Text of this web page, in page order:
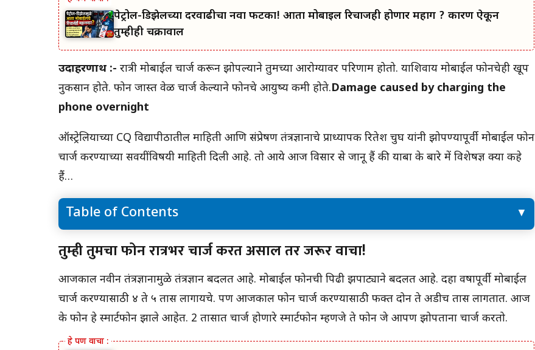
पेट्रोल-डिझेलच्या दरवाढीचा नवा फटका! आता मोबाईल रिचार्जही होणार महाग ? कारण ऐकून
तुम्हीही चक्रावाल
उदाहरणार्थ :- रात्री मोबाईल चार्ज करून झोपल्याने तुमच्या आरोग्यावर परिणाम होतो. याशिवाय मोबाईल फोनचेही खूप
नुकसान होते. फोन जास्त वेळ चार्ज केल्याने फोनचे आयुष्य कमी होते.Damage caused by charging the
phone overnight
ऑस्ट्रेलियाच्या CQ विद्यापीठातील माहिती आणि संप्रेषण तंत्रज्ञानाचे प्राध्यापक रितेश चुघ यांनी झोपण्यापूर्वी मोबाईल फोन
चार्ज करण्याच्या सवयींविषयी माहिती दिली आहे. तो आये आज विसार से जानू हैं की याबा के बारे में विशेषज्ञ क्या कहे
हैं…
Table of Contents
तुम्ही तुमचा फोन रात्रभर चार्ज करत असाल तर जरूर वाचा!
हे ही वाचा :- आर्मी, एअरफोर्स आणि नेव्ही वेगवेगळ्या
सॅल्युट का देतात?
तुम्ही तुमचा फोन चार्ज करून झोपत असाल तर तो बंद
हे ही वाचा :- World Cup 2023 : विश्वचषकाचे सामने
ज्या मैदानावर खेळले जातात त्या मैदानावर टीम इंडियाचा
रेकॉर्ड काय आहे?
फोन 100 टक्के चार्ज झाल्यावर काय होत?
स्मार्टफोन चार्ज करताना या गोष्टी लक्षात ठेवा.
तुम्ही तुमचा फोन रात्रभर चार्ज करत असाल तर जरूर वाचा!
आजकाल नवीन तंत्रज्ञानामुळे तंत्रज्ञान बदलत आहे. मोबाईल फोनची पिढी झपाट्याने बदलत आहे. दहा वर्षांपूर्वी मोबाईल
चार्ज करण्यासाठी ४ ते ५ तास लागायचे. पण आजकाल फोन चार्ज करण्यासाठी फक्त दोन ते अडीच तास लागतात. आज
के फोन हे स्मार्टफोन झाले आहेत. 2 तासात चार्ज होणारे स्मार्टफोन म्हणजे ते फोन जे आपण झोपताना चार्ज करतो.